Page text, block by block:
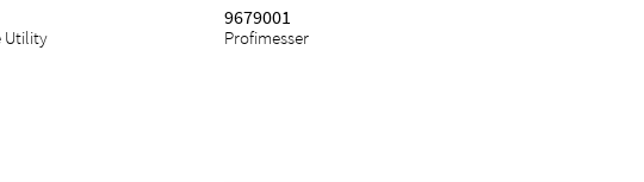
Utility Profimesser
9679001